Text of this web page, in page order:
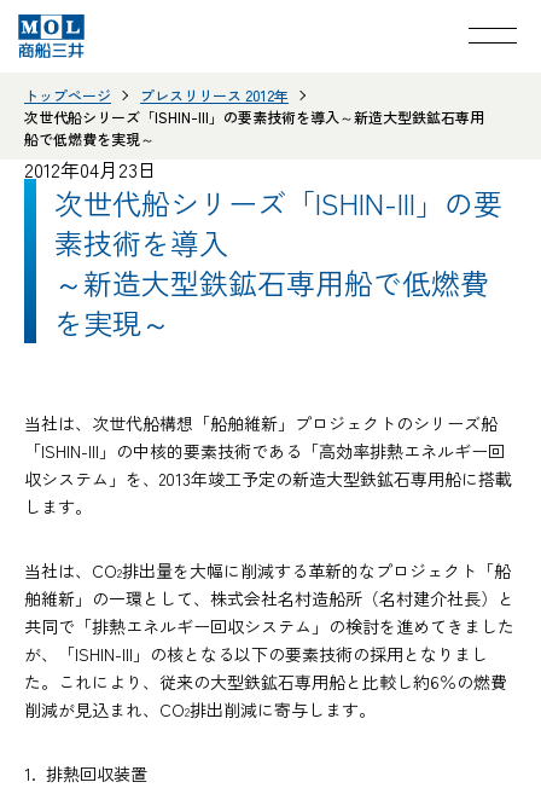
トップページ
プレスリリース 2012年
次世代船シリーズ「ISHIN-III」の要素技術を導入～新造大型鉄鉱石専用
船で低燃費を実現～
2012年04月23日
次世代船シリーズ「ISHIN-III」の要
素技術を導入
～新造大型鉄鉱石専用船で低燃費
を実現～
当社は、次世代船構想「船舶維新」プロジェクトのシリーズ船
「ISHIN-III」の中核的要素技術である「高効率排熱エネルギー回
収システム」を、2013年竣工予定の新造大型鉄鉱石専用船に搭載
します。
当社は、CO2排出量を大幅に削減する革新的なプロジェクト「船
舶維新」の一環として、株式会社名村造船所（名村建介社長）と
共同で「排熱エネルギー回収システム」の検討を進めてきました
が、「ISHIN-III」の核となる以下の要素技術の採用となりまし
た。これにより、従来の大型鉄鉱石専用船と比較し約6％の燃費
削減が見込まれ、CO2排出削減に寄与します。
排熱回収装置